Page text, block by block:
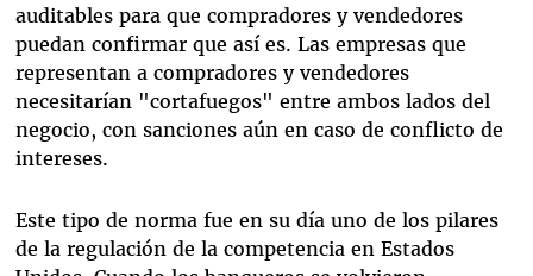
auditables para que compradores y vendedores
puedan confirmar que así es. Las empresas que
representan a compradores y vendedores
necesitarían "cortafuegos" entre ambos lados del
negocio, con sanciones aún en caso de conflicto de
intereses.
Este tipo de norma fue en su día uno de los pilares
de la regulación de la competencia en Estados